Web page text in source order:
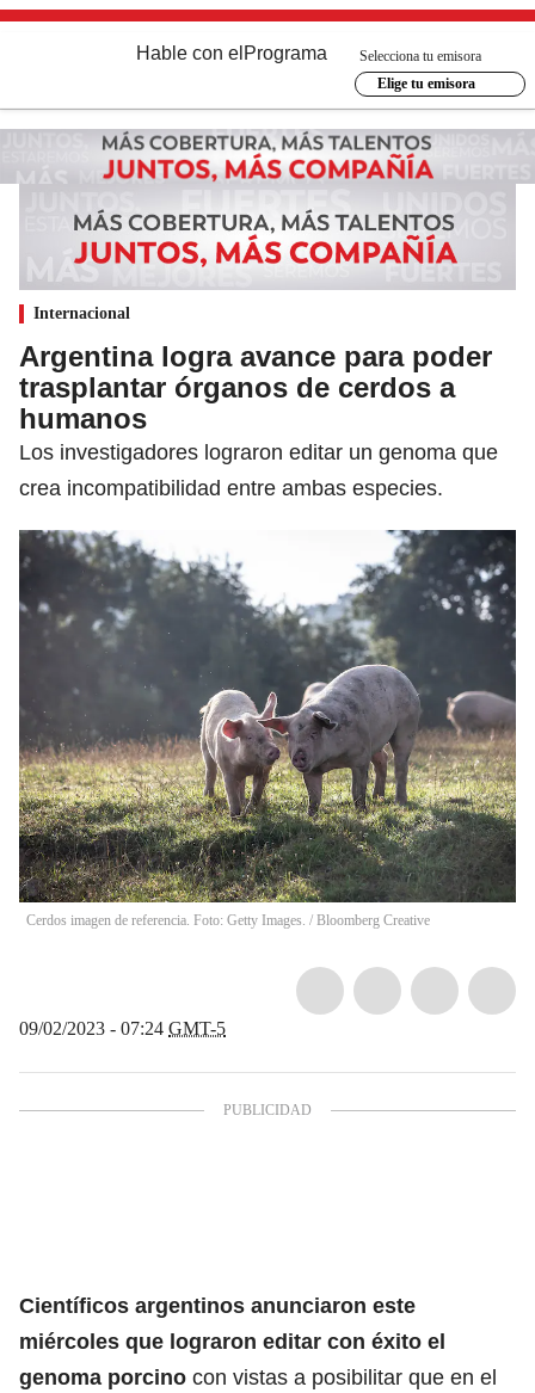
Hable con el Programa
Selecciona tu emisora
Elige tu emisora
Internacional
Argentina logra avance para poder
trasplantar órganos de cerdos a
humanos
Los investigadores lograron editar un genoma que
crea incompatibilidad entre ambas especies.
Cerdos imagen de referencia. Foto: Getty Images. / Bloomberg Creative
09/02/2023 - 07:24 GMT-5
Científicos argentinos anunciaron este
miércoles que lograron editar con éxito el
genoma porcino con vistas a posibilitar que en el